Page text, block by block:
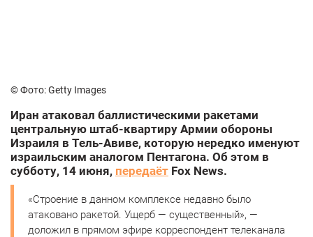
© Фото: Getty Images
Иран атаковал баллистическими ракетами
центральную штаб-квартиру Армии обороны
Израиля в Тель-Авиве, которую нередко именуют
израильским аналогом Пентагона. Об этом в
субботу, 14 июня, передаёт Fox News.
«Строение в данном комплексе недавно было
атаковано ракетой. Ущерб — существенный», —
доложил в прямом эфире корреспондент телеканала